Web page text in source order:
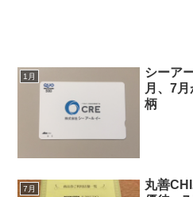
1月
シーア
月、7
柄
7月
丸善